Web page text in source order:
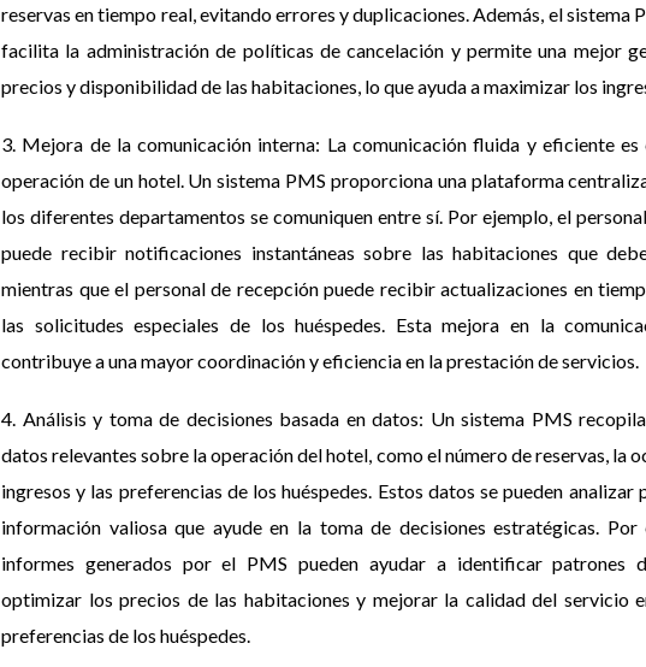
reservas en tiempo real, evitando errores y duplicaciones. Además, el sistema
facilita la administración de políticas de cancelación y permite una mejor
precios y disponibilidad de las habitaciones, lo que ayuda a maximizar los
3. Mejora de la comunicación interna: La comunicación fluida y eficiente es
operación de un hotel. Un sistema PMS proporciona una plataforma
los diferentes departamentos se comuniquen entre sí. Por ejemplo, el
puede recibir notificaciones instantáneas sobre las habitaciones que
mientras que el personal de recepción puede recibir actualizaciones en
las solicitudes especiales de los huéspedes. Esta mejora en la
contribuye a una mayor coordinación y eficiencia en la prestación de servicios.
4. Análisis y toma de decisiones basada en datos: Un sistema PMS
datos relevantes sobre la operación del hotel, como el número de reservas, la
ingresos y las preferencias de los huéspedes. Estos datos se pueden analizar
información valiosa que ayude en la toma de decisiones estratégicas. Por
informes generados por el PMS pueden ayudar a identificar patrones
optimizar los precios de las habitaciones y mejorar la calidad del servicio
preferencias de los huéspedes.